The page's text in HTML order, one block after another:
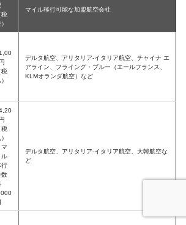
税
マイル移行可能な加盟航空会社
税
デルタ航空、アリタリア-イタリア航空、チャイナ エ
アライン、フライング・ブルー（エールフランス、
KLMオランダ航空）など
税
マ
ル
行
数
デルタ航空、アリタリア-イタリア航空、大韓航空な
ど